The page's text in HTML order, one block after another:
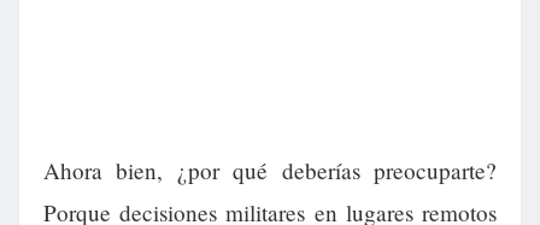
Ahora bien, ¿por qué deberías preocuparte?
Porque decisiones militares en lugares remotos